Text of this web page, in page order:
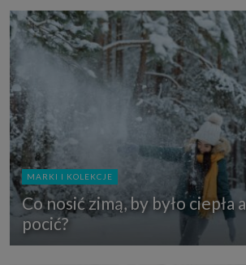
MARKI I KOLEKCJE
Co nosić zimą, by było ciepła
pocić?